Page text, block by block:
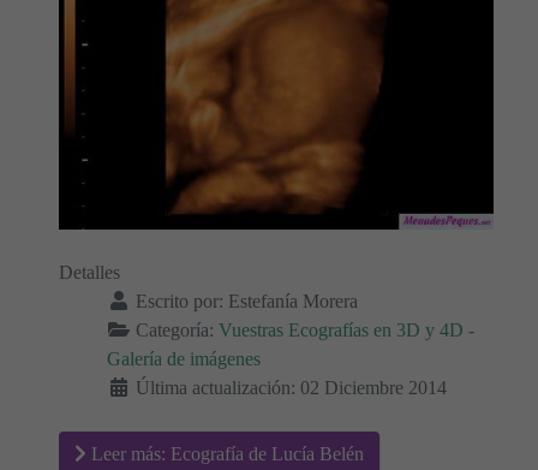
Detalles
Escrito por: Estefanía Morera
Categoría: Vuestras Ecografías en 3D y 4D -
Galería de imágenes
Última actualización: 02 Diciembre 2014
Leer más: Ecografía de Lucía Belén